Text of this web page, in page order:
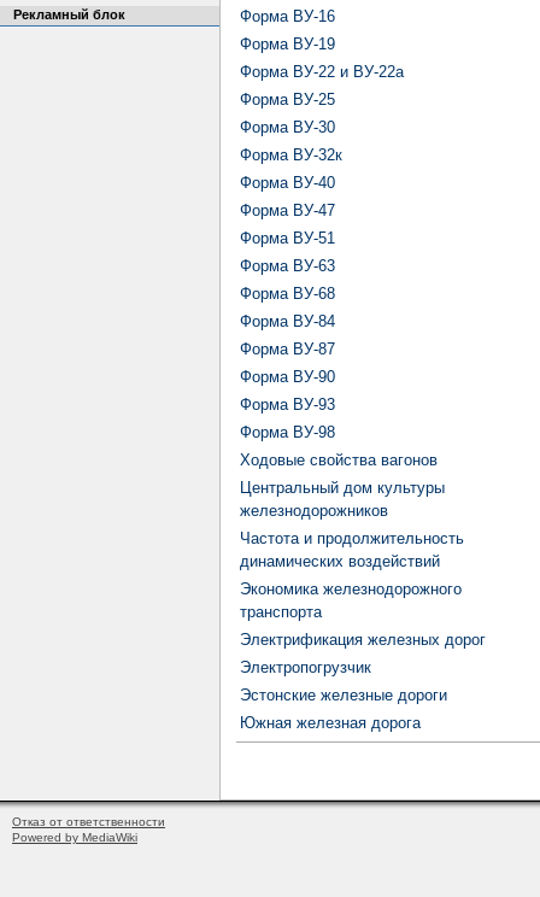
Форма ВУ-16
Форма ВУ-19
Форма ВУ-22 и ВУ-22а
Форма ВУ-25
Форма ВУ-30
Форма ВУ-32к
Форма ВУ-40
Форма ВУ-47
Форма ВУ-51
Форма ВУ-63
Форма ВУ-68
Форма ВУ-84
Форма ВУ-87
Форма ВУ-90
Форма ВУ-93
Форма ВУ-98
Ходовые свойства вагонов
Центральный дом культуры
железнодорожников
Частота и продолжительность
динамических воздействий
Экономика железнодорожного
транспорта
Электрификация железных дорог
Электропогрузчик
Эстонские железные дороги
Южная железная дорога
Рекламный блок
Отказ от ответственности
Powered by MediaWiki